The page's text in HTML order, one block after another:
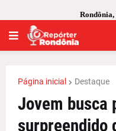
Rondônia,
Página inicial Destaque
Jovem busca
surpreendido